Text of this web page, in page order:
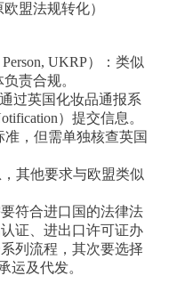
盟法规转化）
UKRP）：类似
责合规。
过英国化妆品通报系
）提交信息。
，但需单独核查英国
其他要求与欧盟类似
符合进口国的法律法
证、进出口许可证办
列流程，其次要选择
运及代发。